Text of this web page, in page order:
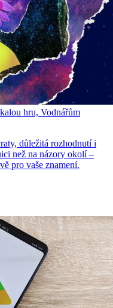
hru, Vodnářům
důležitá rozhodnutí i
než na názory okolí –
pro vaše znamení.